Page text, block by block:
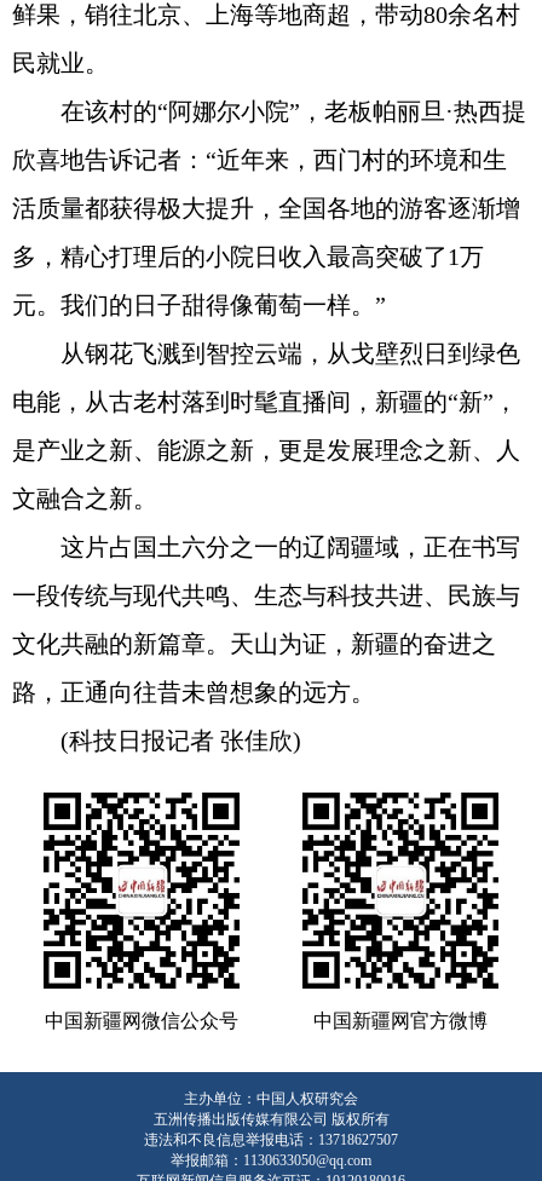
鲜果，销往北京、上海等地商超，带动80余名村
民就业。
在该村的“阿娜尔小院”，老板帕丽旦·热西提
欣喜地告诉记者：“近年来，西门村的环境和生
活质量都获得极大提升，全国各地的游客逐渐增
多，精心打理后的小院日收入最高突破了1万
元。我们的日子甜得像葡萄一样。”
从钢花飞溅到智控云端，从戈壁烈日到绿色
电能，从古老村落到时髦直播间，新疆的“新”，
是产业之新、能源之新，更是发展理念之新、人
文融合之新。
这片占国土六分之一的辽阔疆域，正在书写
一段传统与现代共鸣、生态与科技共进、民族与
文化共融的新篇章。天山为证，新疆的奋进之
路，正通向往昔未曾想象的远方。
(科技日报记者 张佳欣)
中国新疆网微信公众号 中国新疆网官方微博
主办单位：中国人权研究会
五洲传播出版传媒有限公司 版权所有
违法和不良信息举报电话：13718627507
举报邮箱：1130633050@qq.com